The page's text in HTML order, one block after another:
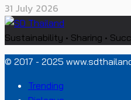
31 July 2026
Sustainability • Sharing •
© 2017 - 2025
Trending